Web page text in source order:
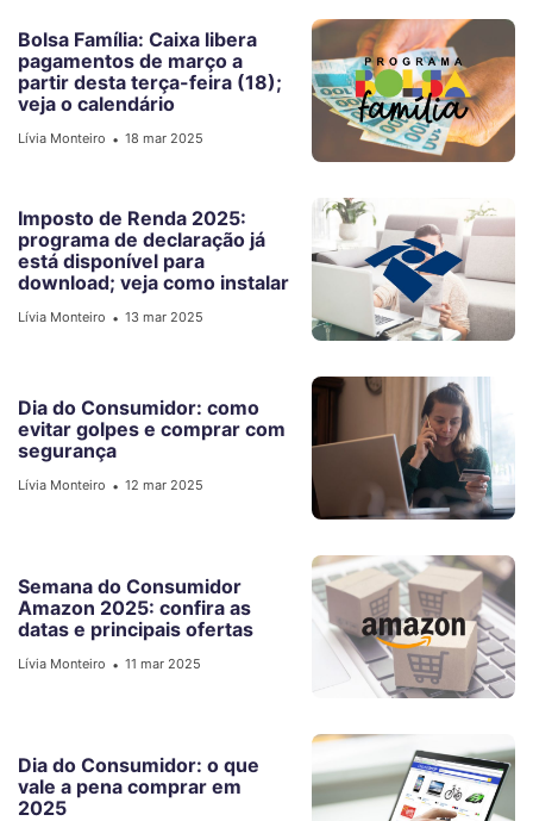
Bolsa Família: Caixa libera
pagamentos de março a
partir desta terça-feira (18);
veja o calendário
Lívia Monteiro • 18 mar 2025
Imposto de Renda 2025:
programa de declaração já
está disponível para
download; veja como instalar
Lívia Monteiro • 13 mar 2025
Dia do Consumidor: como
evitar golpes e comprar com
segurança
Lívia Monteiro • 12 mar 2025
Semana do Consumidor
Amazon 2025: confira as
datas e principais ofertas
Lívia Monteiro • 11 mar 2025
Dia do Consumidor: o que
vale a pena comprar em
2025